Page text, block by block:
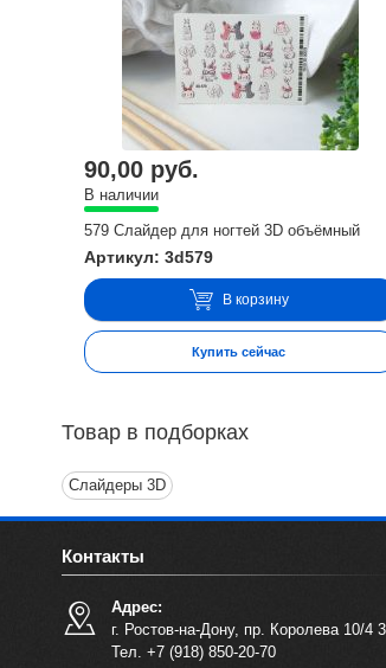
90,00 руб.
В наличии
579 Слайдер для ногтей 3D объёмный
Артикул: 3d579
В корзину
Купить сейчас
Товар в подборках
Слайдеры 3D
Контакты
Адрес:
г. Ростов-на-Дону, пр. Королева 10/4
Тел. +7 (918) 850-20-70